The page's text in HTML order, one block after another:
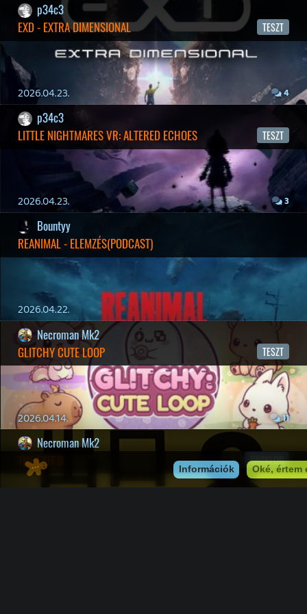
Impresszum Hirdetési ajánlatunk
Felhasználási feltételek | Adatvédelmi elveink |
Podcastok | Blogok
|
Gaming Fórum
Offtopic Fórum
RSS | Blog RSS | Podcast RSS |
Instagram
Twitter
| Patreon